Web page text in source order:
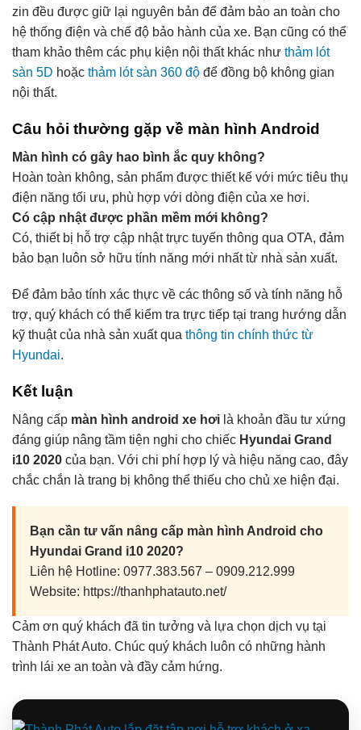
zin đều được giữ lại nguyên bản để đảm bảo an toàn cho
hệ thống điện và chế độ bảo hành của xe. Bạn cũng có thể
tham khảo thêm các phụ kiện nội thất khác như thảm lót
sàn 5D hoặc thảm lót sàn 360 độ để đồng bộ không gian
nội thất.
Câu hỏi thường gặp về màn hình Android
Màn hình có gây hao bình ắc quy không?
Hoàn toàn không, sản phẩm được thiết kế với mức tiêu thụ
điện năng tối ưu, phù hợp với dòng điện của xe hơi.
Có cập nhật được phần mềm mới không?
Có, thiết bị hỗ trợ cập nhật trực tuyến thông qua OTA, đảm
bảo bạn luôn sở hữu tính năng mới nhất từ nhà sản xuất.
Để đảm bảo tính xác thực về các thông số và tính năng hỗ
trợ, quý khách có thể kiểm tra trực tiếp tại trang hướng dẫn
kỹ thuật của nhà sản xuất qua thông tin chính thức từ
Hyundai.
Kết luận
Nâng cấp màn hình android xe hơi là khoản đầu tư xứng
đáng giúp nâng tầm tiện nghi cho chiếc Hyundai Grand
i10 2020 của bạn. Với chi phí hợp lý và hiệu năng cao, đây
chắc chắn là trang bị không thể thiếu cho chủ xe hiện đại.
Bạn cần tư vấn nâng cấp màn hình Android cho
Hyundai Grand i10 2020?
Liên hệ Hotline: 0977.383.567 – 0909.212.999
Website: https://thanhphatauto.net/
Cảm ơn quý khách đã tin tưởng và lựa chọn dịch vụ tại
Thành Phát Auto. Chúc quý khách luôn có những hành
trình lái xe an toàn và đầy cảm hứng.